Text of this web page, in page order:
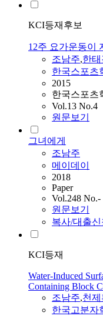
KCI등재후보
12주 요가운동이
조남주,한태
한국스포츠
2015
한국스포츠
Vol.13 No.4
원문보기
그녀에게
조남주
메이데이
2018
Paper
Vol.248 No.-
원문보기
복사/대출신
KCI등재
Water-Induced
Containing Block
조남주,천
한국고분자